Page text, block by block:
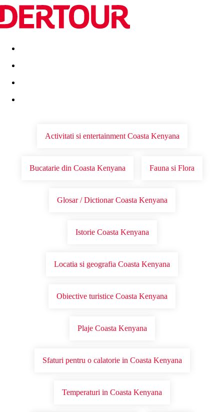
Destinatii Vacanta perfecta OFERTE DE NERATAT
Activitati si entertainment Coasta Kenyana
Bucatarie din Coasta Kenyana Fauna si Flora
Glosar / Dictionar Coasta Kenyana
Istorie Coasta Kenyana
Locatia si geografia Coasta Kenyana
Obiective turistice Coasta Kenyana
Plaje Coasta Kenyana
Sfaturi pentru o calatorie in Coasta Kenyana
Temperaturi in Coasta Kenyana